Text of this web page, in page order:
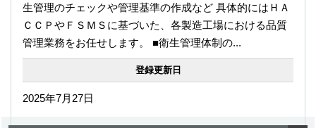
生管理のチェックや管理基準の作成など 具体的にはＨＡ
ＣＣＰやＦＳＭＳに基づいた、各製造工場における品質
管理業務をお任せします。 ■衛生管理体制の...
登録更新日
2025年7月27日